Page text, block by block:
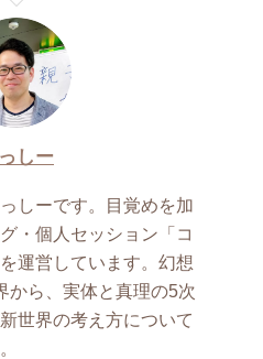
しー
しーです。目覚めを加
・個人セッション「コ
運営しています。幻想
から、実体と真理の5次
世界の考え方について